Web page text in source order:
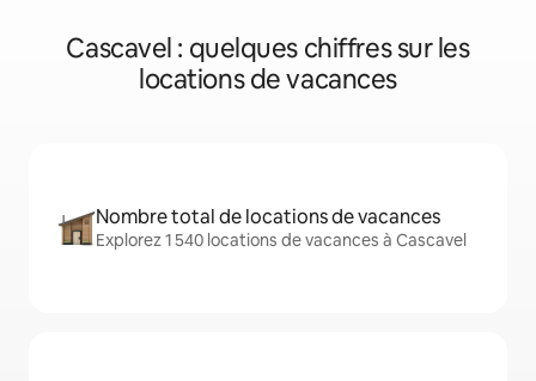
Cascavel : quelques chiffres sur les
locations de vacances
Nombre total de locations de vacances
Explorez 1 540 locations de vacances à Cascavel